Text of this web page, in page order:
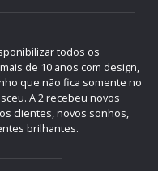
todos os
de 10 anos com design,
que não fica somente no
A 2 recebeu novos
clientes, novos sonhos,
brilhantes.